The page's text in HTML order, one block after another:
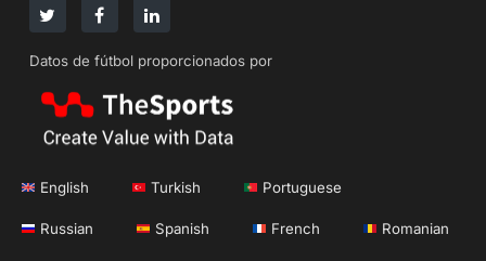
Datos de fútbol proporcionados por
English Turkish Portuguese
Russian Spanish French Romanian